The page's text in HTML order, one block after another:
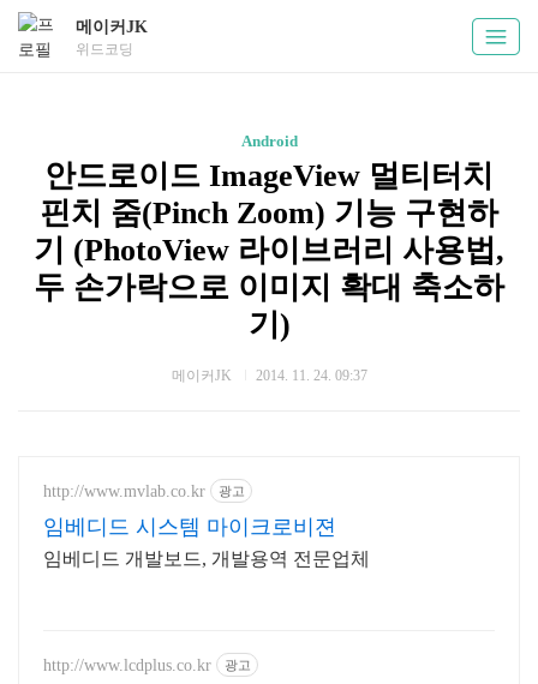
메이커JK
위드코딩
Android
안드로이드 ImageView 멀티터치
핀치 줌(Pinch Zoom) 기능 구현하
기 (PhotoView 라이브러리 사용법,
두 손가락으로 이미지 확대 축소하
기)
메이커JK 2014. 11. 24. 09:37
http://www.mvlab.co.kr 광고
임베디드 시스템 마이크로비젼
임베디드 개발보드, 개발용역 전문업체
http://www.lcdplus.co.kr 광고